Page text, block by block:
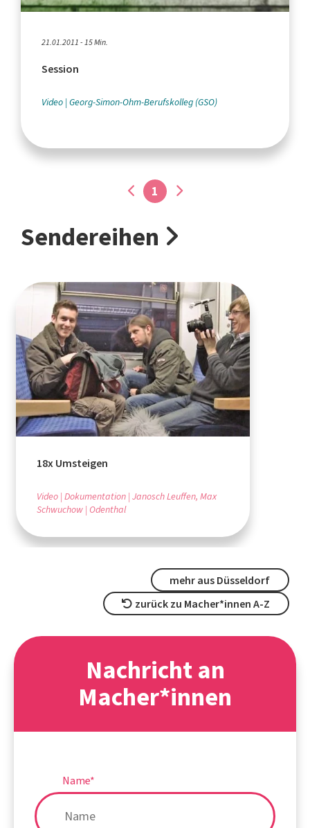
21.01.2011 - 15 Min.
Session
Video Georg-Simon-Ohm-Berufskolleg (GSO)
1
Sendereihen
18x Umsteigen
Video Dokumentation Janosch Leuffen, Max
Schwuchow Odenthal
mehr aus Düsseldorf
zurück zu Macher*innen A-Z
Nachricht an
Macher*innen
Name*